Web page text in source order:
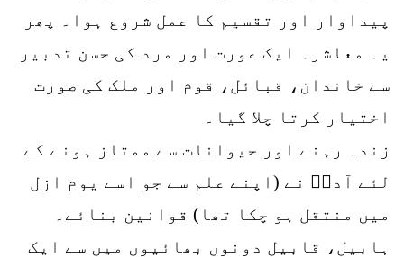
پیداوار اور تقسیم کا عمل شروع ہوا۔ پھر
یہ معاشرہ ایک عورت اور مرد کی حسن تدبیر
سے خاندان، قبائل، قوم اور ملک کی صورت
اختیار کرتا چلا گیا۔
زندہ رہنے اور حیوانات سے ممتاز ہونے کے
لئے آدمؑ نے (اپنے علم سے جو اسے یوم ازل
میں منتقل ہو چکا تھا) قوانین بنائے۔
ہابیل، قابیل دونوں بھائیوں میں سے ایک